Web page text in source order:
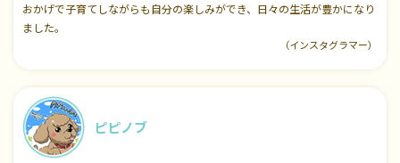
おかげで子育てしながらも自分の楽しみができ、日々の生活が豊かになり
ました。
（インスタグラマー）
ピピノブ